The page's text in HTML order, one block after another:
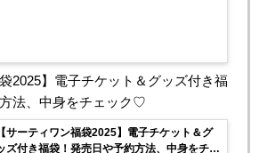
2025】電子チケット＆グッズ付き福
法、中身をチェック♡
【サーティワン福袋2025】電子チケット＆グ
ズ付き福袋！発売日や予約方法、中身をチェ